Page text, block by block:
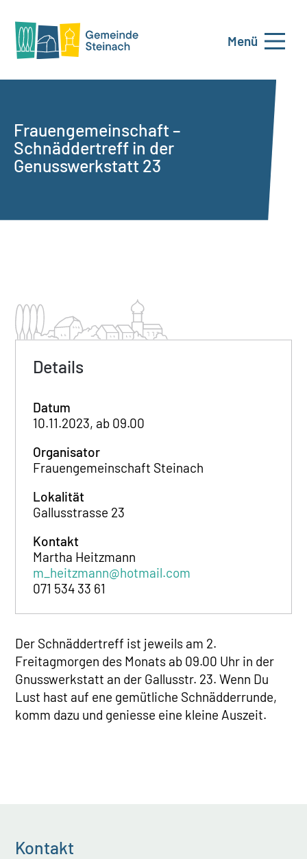
Menü
Frauengemeinschaft –
Schnäddertreff in der
Genusswerkstatt 23
Details
Datum
10.11.2023, ab 09.00
Organisator
Frauengemeinschaft Steinach
Lokalität
Gallusstrasse 23
Kontakt
Martha Heitzmann
m_heitzmann@hotmail.com
071 534 33 61
Der Schnäddertreff ist jeweils am 2.
Freitagmorgen des Monats ab 09.00 Uhr in der
Gnusswerkstatt an der Gallusstr. 23. Wenn Du
Lust hast auf ene gemütliche Schnädderrunde,
komm dazu und geniesse eine kleine Auszeit.
Kontakt